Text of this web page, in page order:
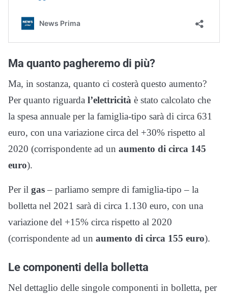
Ma quanto pagheremo di più?
Ma, in sostanza, quanto ci costerà questo aumento?
Per quanto riguarda l’elettricità è stato calcolato che
la spesa annuale per la famiglia-tipo sarà di circa 631
euro, con una variazione circa del +30% rispetto al
2020 (corrispondente ad un aumento di circa 145
euro).
Per il gas– parliamo sempre di famiglia-tipo – la
bolletta nel 2021 sarà di circa 1.130 euro, con una
variazione del +15% circa rispetto al 2020
(corrispondente ad un aumento di circa 155 euro).
Le componenti della bolletta
Nel dettaglio delle singole componenti in bolletta, per